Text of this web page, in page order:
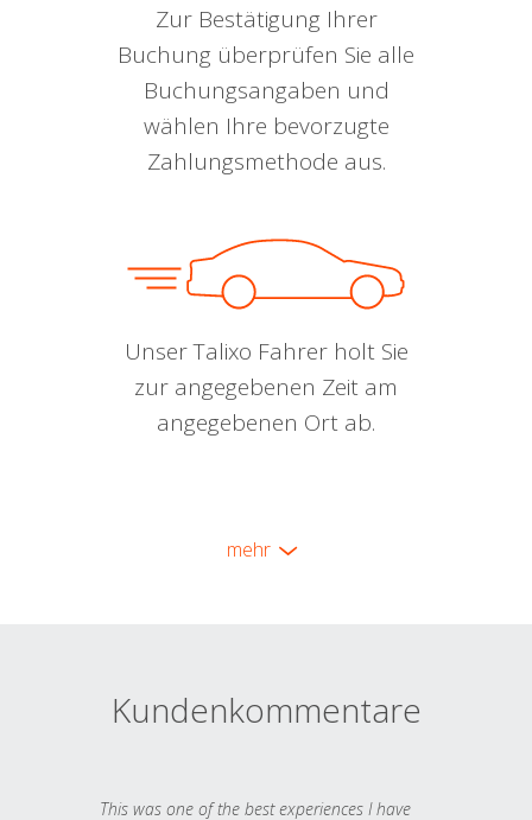
Zur Bestätigung Ihrer
Buchung überprüfen Sie alle
Buchungsangaben und
wählen Ihre bevorzugte
Zahlungsmethode aus.
Unser Talixo Fahrer holt Sie
zur angegebenen Zeit am
angegebenen Ort ab.
mehr
Kundenkommentare
This was one of the best experiences I have